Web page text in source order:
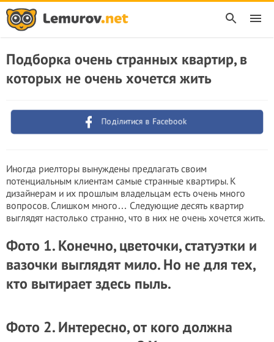
Подборка очень странных квартир, в
которых не очень хочется жить
Поділитися в Facebook
Иногда риелторы вынуждены предлагать своим
потенциальным клиентам самые странные квартиры. К
дизайнерам и их прошлым владельцам есть очень много
вопросов. Слишком много… Следующие десять квартир
выглядят настолько странно, что в них не очень хочется жить.
Фото 1. Конечно, цветочки, статуэтки и
вазочки выглядят мило. Но не для тех,
кто вытирает здесь пыль.
Фото 2. Интересно, от кого должна